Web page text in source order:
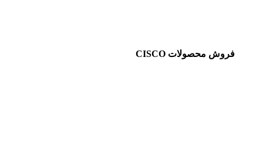
فروش محصولات CISCO